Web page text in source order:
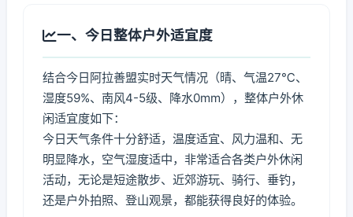
一、今日整体户外适宜度
结合今日阿拉善盟实时天气情况（晴、气温27℃、
湿度59%、南风4-5级、降水0mm），整体户外休
闲适宜度如下：
今日天气条件十分舒适，温度适宜、风力温和、无
明显降水，空气湿度适中，非常适合各类户外休闲
活动，无论是短途散步、近郊游玩、骑行、垂钓，
还是户外拍照、登山观景，都能获得良好的体验。